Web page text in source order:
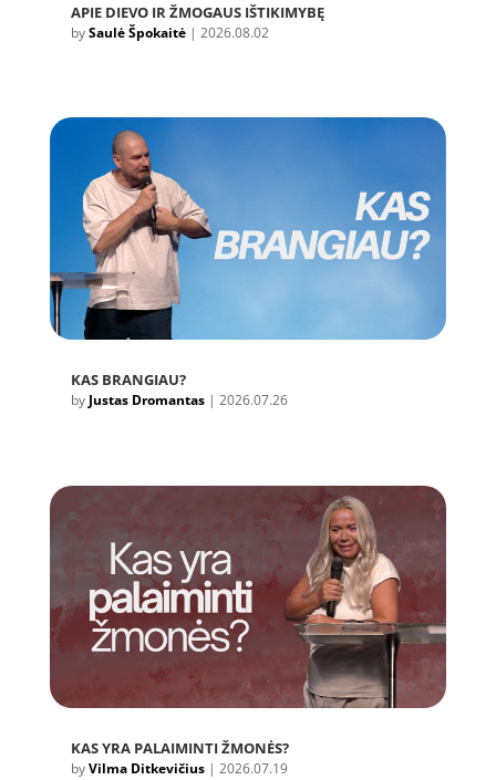
APIE DIEVO IR ŽMOGAUS IŠTIKIMYBĘ
bySaulė Špokaitė| 2026.08.02
KAS BRANGIAU?
by Justas Dromantas| 2026.07.26
KAS YRA PALAIMINTI ŽMONĖS?
byVilma Ditkevičius| 2026.07.19